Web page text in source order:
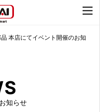
本店にてイベント開催のお知
知らせ